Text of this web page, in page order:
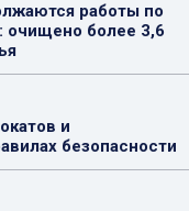
работы по
очищено более 3,6
и
безопасности